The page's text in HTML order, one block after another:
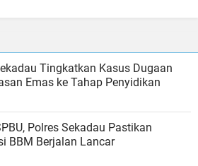
Tingkatkan Kasus Dugaan
Emas ke Tahap Penyidikan
Polres Sekadau Pastikan
BBM Berjalan Lancar